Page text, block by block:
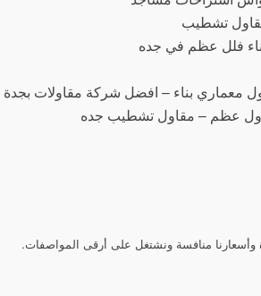
تشطيب
فلل عظم في جده
بناء – افضل شركة مقاولات بجدة
عظم – مقاول تشطيب جده
وأسعارنا منافسة ونشتغل على أرقى المواصفات.